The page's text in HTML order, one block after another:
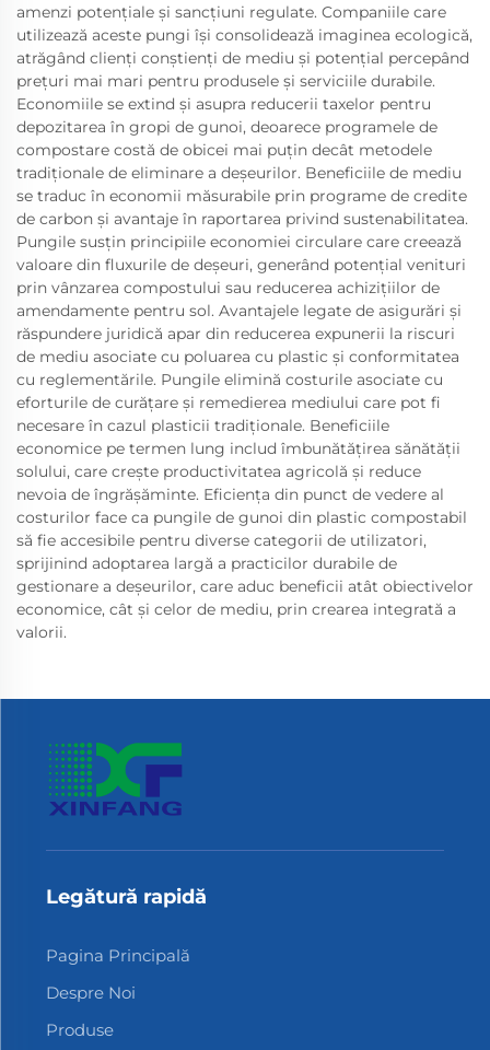
amenzi potențiale și sancțiuni regulate. Companiile care
utilizează aceste pungi își consolidează imaginea ecologică,
atrăgând clienți conștienți de mediu și potențial percepând
prețuri mai mari pentru produsele și serviciile durabile.
Economiile se extind și asupra reducerii taxelor pentru
depozitarea în gropi de gunoi, deoarece programele de
compostare costă de obicei mai puțin decât metodele
tradiționale de eliminare a deșeurilor. Beneficiile de mediu
se traduc în economii măsurabile prin programe de credite
de carbon și avantaje în raportarea privind sustenabilitatea.
Pungile susțin principiile economiei circulare care creează
valoare din fluxurile de deșeuri, generând potențial venituri
prin vânzarea compostului sau reducerea achizițiilor de
amendamente pentru sol. Avantajele legate de asigurări și
răspundere juridică apar din reducerea expunerii la riscuri
de mediu asociate cu poluarea cu plastic și conformitatea
cu reglementările. Pungile elimină costurile asociate cu
eforturile de curățare și remedierea mediului care pot fi
necesare în cazul plasticii tradiționale. Beneficiile
economice pe termen lung includ îmbunătățirea sănătății
solului, care crește productivitatea agricolă și reduce
nevoia de îngrășăminte. Eficiența din punct de vedere al
costurilor face ca pungile de gunoi din plastic compostabil
să fie accesibile pentru diverse categorii de utilizatori,
sprijinind adoptarea largă a practicilor durabile de
gestionare a deșeurilor, care aduc beneficii atât obiectivelor
economice, cât și celor de mediu, prin crearea integrată a
valorii.
Legătură rapidă
Pagina Principală
Despre Noi
Produse